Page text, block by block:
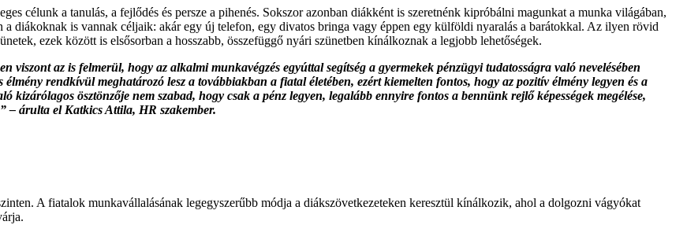
célunk a tanulás, a fejlődés és persze a pihenés. Sokszor azonban diákként is szeretnénk kipróbálni magunkat a munka világában,
a diákoknak is vannak céljaik: akár egy új telefon, egy divatos bringa vagy éppen egy külföldi nyaralás a barátokkal. Az ilyen rövid
ezek között is elsősorban a hosszabb, összefüggő nyári szünetben kínálkoznak a legjobb lehetőségek.
viszont az is felmerül, hogy az alkalmi munkavégzés egyúttal segítség a gyermekek pénzügyi tudatosságra való nevelésében
rendkívül meghatározó lesz a továbbiakban a fiatal életében, ezért kiemelten fontos, hogy az pozitív élmény legyen és a
kizárólagos ösztönzője nem szabad, hogy csak a pénz legyen, legalább ennyire fontos a bennünk rejlő képességek megélése,
– árulta el Katkics Attila, HR szakember.
A fiatalok munkavállalásának legegyszerűbb módja a diákszövetkezeteken keresztül kínálkozik, ahol a dolgozni vágyókat